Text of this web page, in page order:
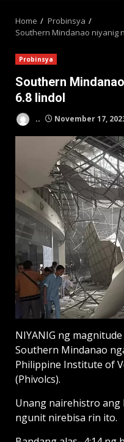
Home
Probinsya
Southern Mindanao niyanig
Probinsya
Southern
6.8 lindol
.. November 17,
NIYANIG ng
Southern Mindanao
Philippine Institute of
(Phivolcs).
Unang nairehistro ang
ngunit nirebisa rin ito.